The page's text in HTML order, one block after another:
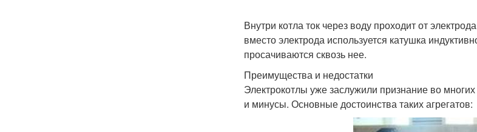
Внутри котла ток через воду проходит от
вместо электрода используется катушка
просачиваются сквозь нее.
Преимущества и недостатки
Электрокотлы уже заслужили признание во
и минусы. Основные достоинства таких агрегатов: